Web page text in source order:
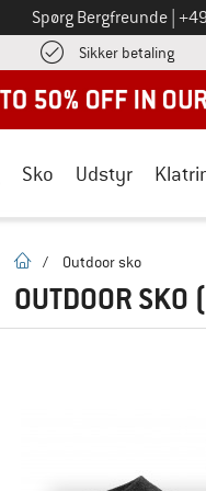
Spørg Bergfreunde
Sikker betalingFind
Sko Udstyr
Hjemmeside
/ Outdoor sko
OUTDOOR SKO